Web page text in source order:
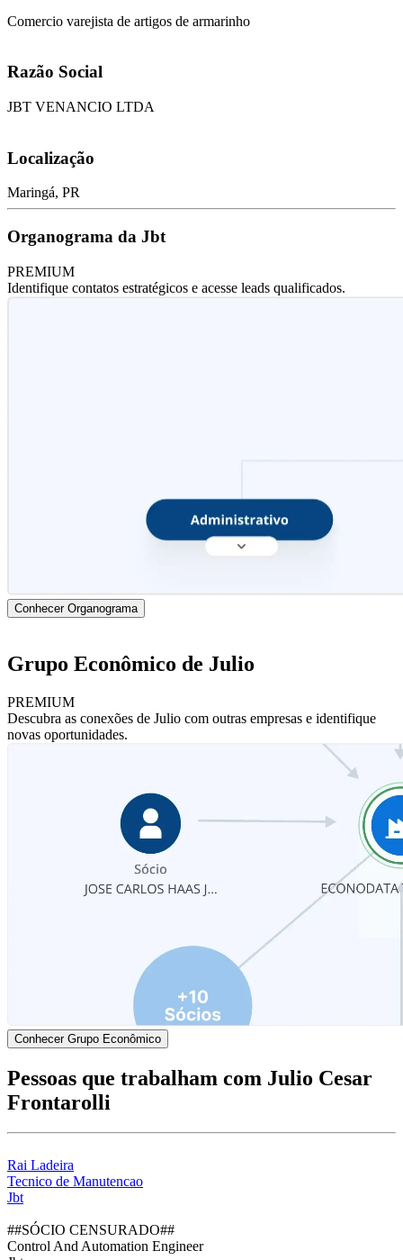
Comercio varejista de artigos de armarinho
Razão Social
JBT VENANCIO LTDA
Localização
Maringá, PR
Organograma da Jbt
PREMIUM
Identifique contatos estratégicos e acesse leads qualificados.
Conhecer Organograma
Grupo Econômico de Julio
PREMIUM
Descubra as conexões de Julio com outras empresas e identifique
novas oportunidades.
Conhecer Grupo Econômico
Pessoas que trabalham com Julio Cesar
Frontarolli
Rai Ladeira
Tecnico de Manutencao
Jbt
##SÓCIO CENSURADO##
Control And Automation Engineer